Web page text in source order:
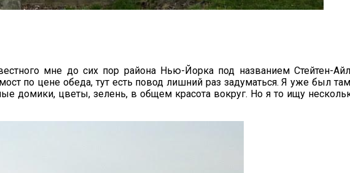
мне до сих пор района Нью-Йорка под названием Стейтен-
по цене обеда, тут есть повод лишний раз задуматься. Я уже был
домики, цветы, зелень, в общем красота вокруг. Но я то ищу